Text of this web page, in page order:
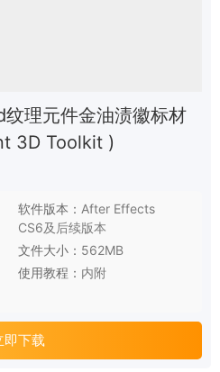
理元件金油渍徽标材
3D Toolkit )
软件版本： After Effects
CS6及后续版本
文件大小： 562MB
使用教程： 内附
即下载